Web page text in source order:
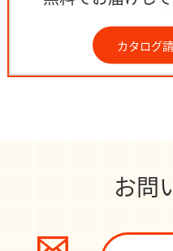
カタログ
お問